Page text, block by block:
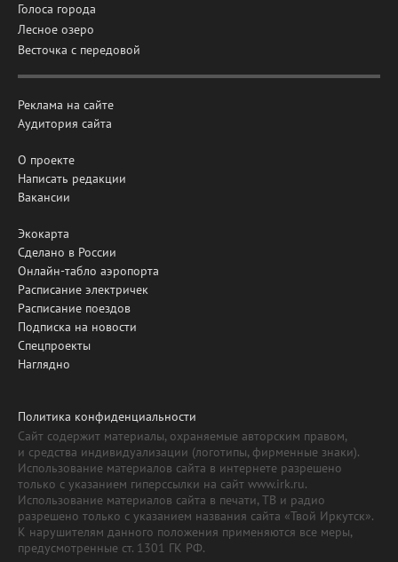
Голоса города
Лесное озеро
Весточка с передовой
Реклама на сайте
Аудитория сайта
О проекте
Написать редакции
Вакансии
Экокарта
Сделано в России
Онлайн-табло аэропорта
Расписание электричек
Расписание поездов
Подписка на новости
Спецпроекты
Наглядно
Политика конфиденциальности
Сайт содержит материалы, охраняемые авторским правом,
и средства индивидуализации (логотипы, фирменные знаки).
Использование материалов сайта в интернете разрешено
только с указанием гиперссылки на сайт www.irk.ru.
Использование материалов сайта в печати, ТВ и радио
разрешено только с указанием названия сайта «Твой Иркутск».
К нарушителям данного положения применяются все меры,
предусмотренные ст. 1301 ГК РФ.